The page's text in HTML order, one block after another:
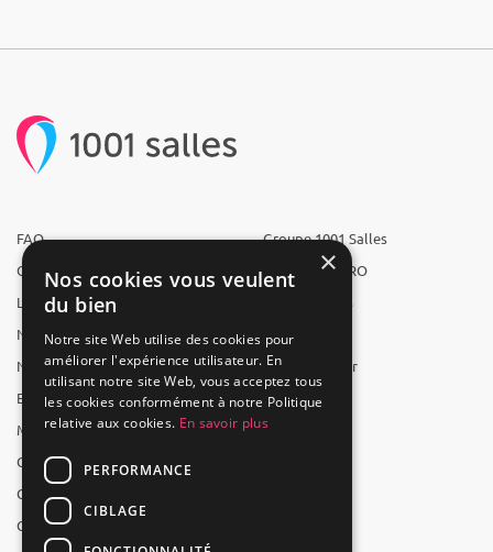
FAQ
Qui sommes-nous ?
L'équipe
Nous recrutons
Nos partenaires
Espace presse
Mentions légales
CGV
CGU
Contact
Groupe 1001 Salles
1001 Salles PRO
1001 Traiteurs
1001 Artistes
Reserverunbar
MP2
×
Nos cookies vous veulent
du bien
Notre site Web utilise des cookies pour
améliorer l'expérience utilisateur. En
utilisant notre site Web, vous acceptez tous
les cookies conformément à notre Politique
relative aux cookies. En savoir plus
PERFORMANCE
CIBLAGE